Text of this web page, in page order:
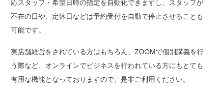
応スタッフ・希望日時の指定を自動化できますし、スタッフが
不在の日や、定休日などは予約受付を自動で停止させることも
可能です。
実店舗経営をされている方はもちろん、ZOOMで個別講義を行
う際など、オンラインでビジネスを行われている方にもとても
有用な機能となっておりますので、是非ご利用ください。